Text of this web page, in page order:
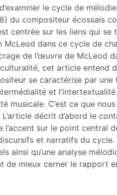
le cycle de
du compositeur écossais
centrée sur les liens qui se
McLeod dans ce cycle de
de l’œuvre de McLeod
cet article entend
se caractérise par
et
musicale. C’est ce que
L’article décrit d’abord le
l’accent sur le point central
et narratifs du cycle.
ainsi qu’une analyse
de mieux cerner le rapport